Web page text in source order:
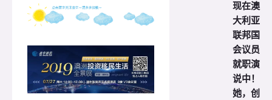
现在澳
大利亚
联邦国
会议员
就职演
说中！
她，创